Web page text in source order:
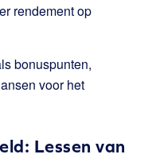
rendement op
bonuspunten,
voor het
Lessen van